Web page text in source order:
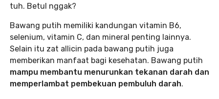
tuh. Betul nggak?
Bawang putih memiliki kandungan vitamin B6,
selenium, vitamin C, dan mineral penting lainnya.
Selain itu zat allicin pada bawang putih juga
memberikan manfaat bagi kesehatan. Bawang putih
mampu membantu menurunkan tekanan darah dan
memperlambat pembekuan pembuluh darah.